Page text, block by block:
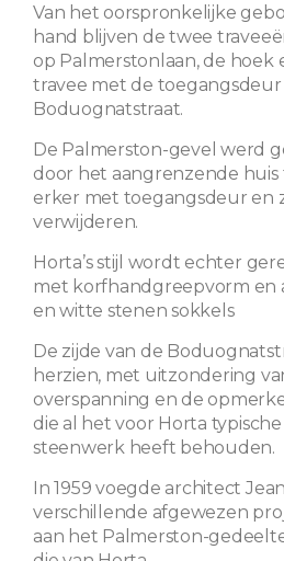
Van het oorspronkelijke
hand blijven de twee
op Palmerstonlaan, de hoek
travee met de toegangsdeur
Boduognatstraat.
De Palmerston-gevel werd
door het aangrenzende huis
erker met toegangsdeur en
verwijderen.
Horta’s stijl wordt echter
met korfhandgreepvorm en
en witte stenen sokkels
De zijde van de
herzien, met uitzondering
overspanning en de
die al het voor Horta
steenwerk heeft behouden.
In 1959 voegde architect
verschillende afgewezen
aan het Palmerston-